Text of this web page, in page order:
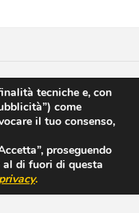
|Privacy Policy|
- Numero REA
Mediterraneo SpA
tecniche e, con
come
il tuo consenso,
proseguendo
al di fuori di questa
.